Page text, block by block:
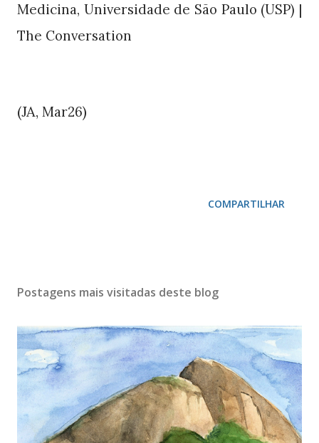
Medicina, Universidade de São Paulo (USP) |
The Conversation
(JA, Mar26)
COMPARTILHAR
Postagens mais visitadas deste blog